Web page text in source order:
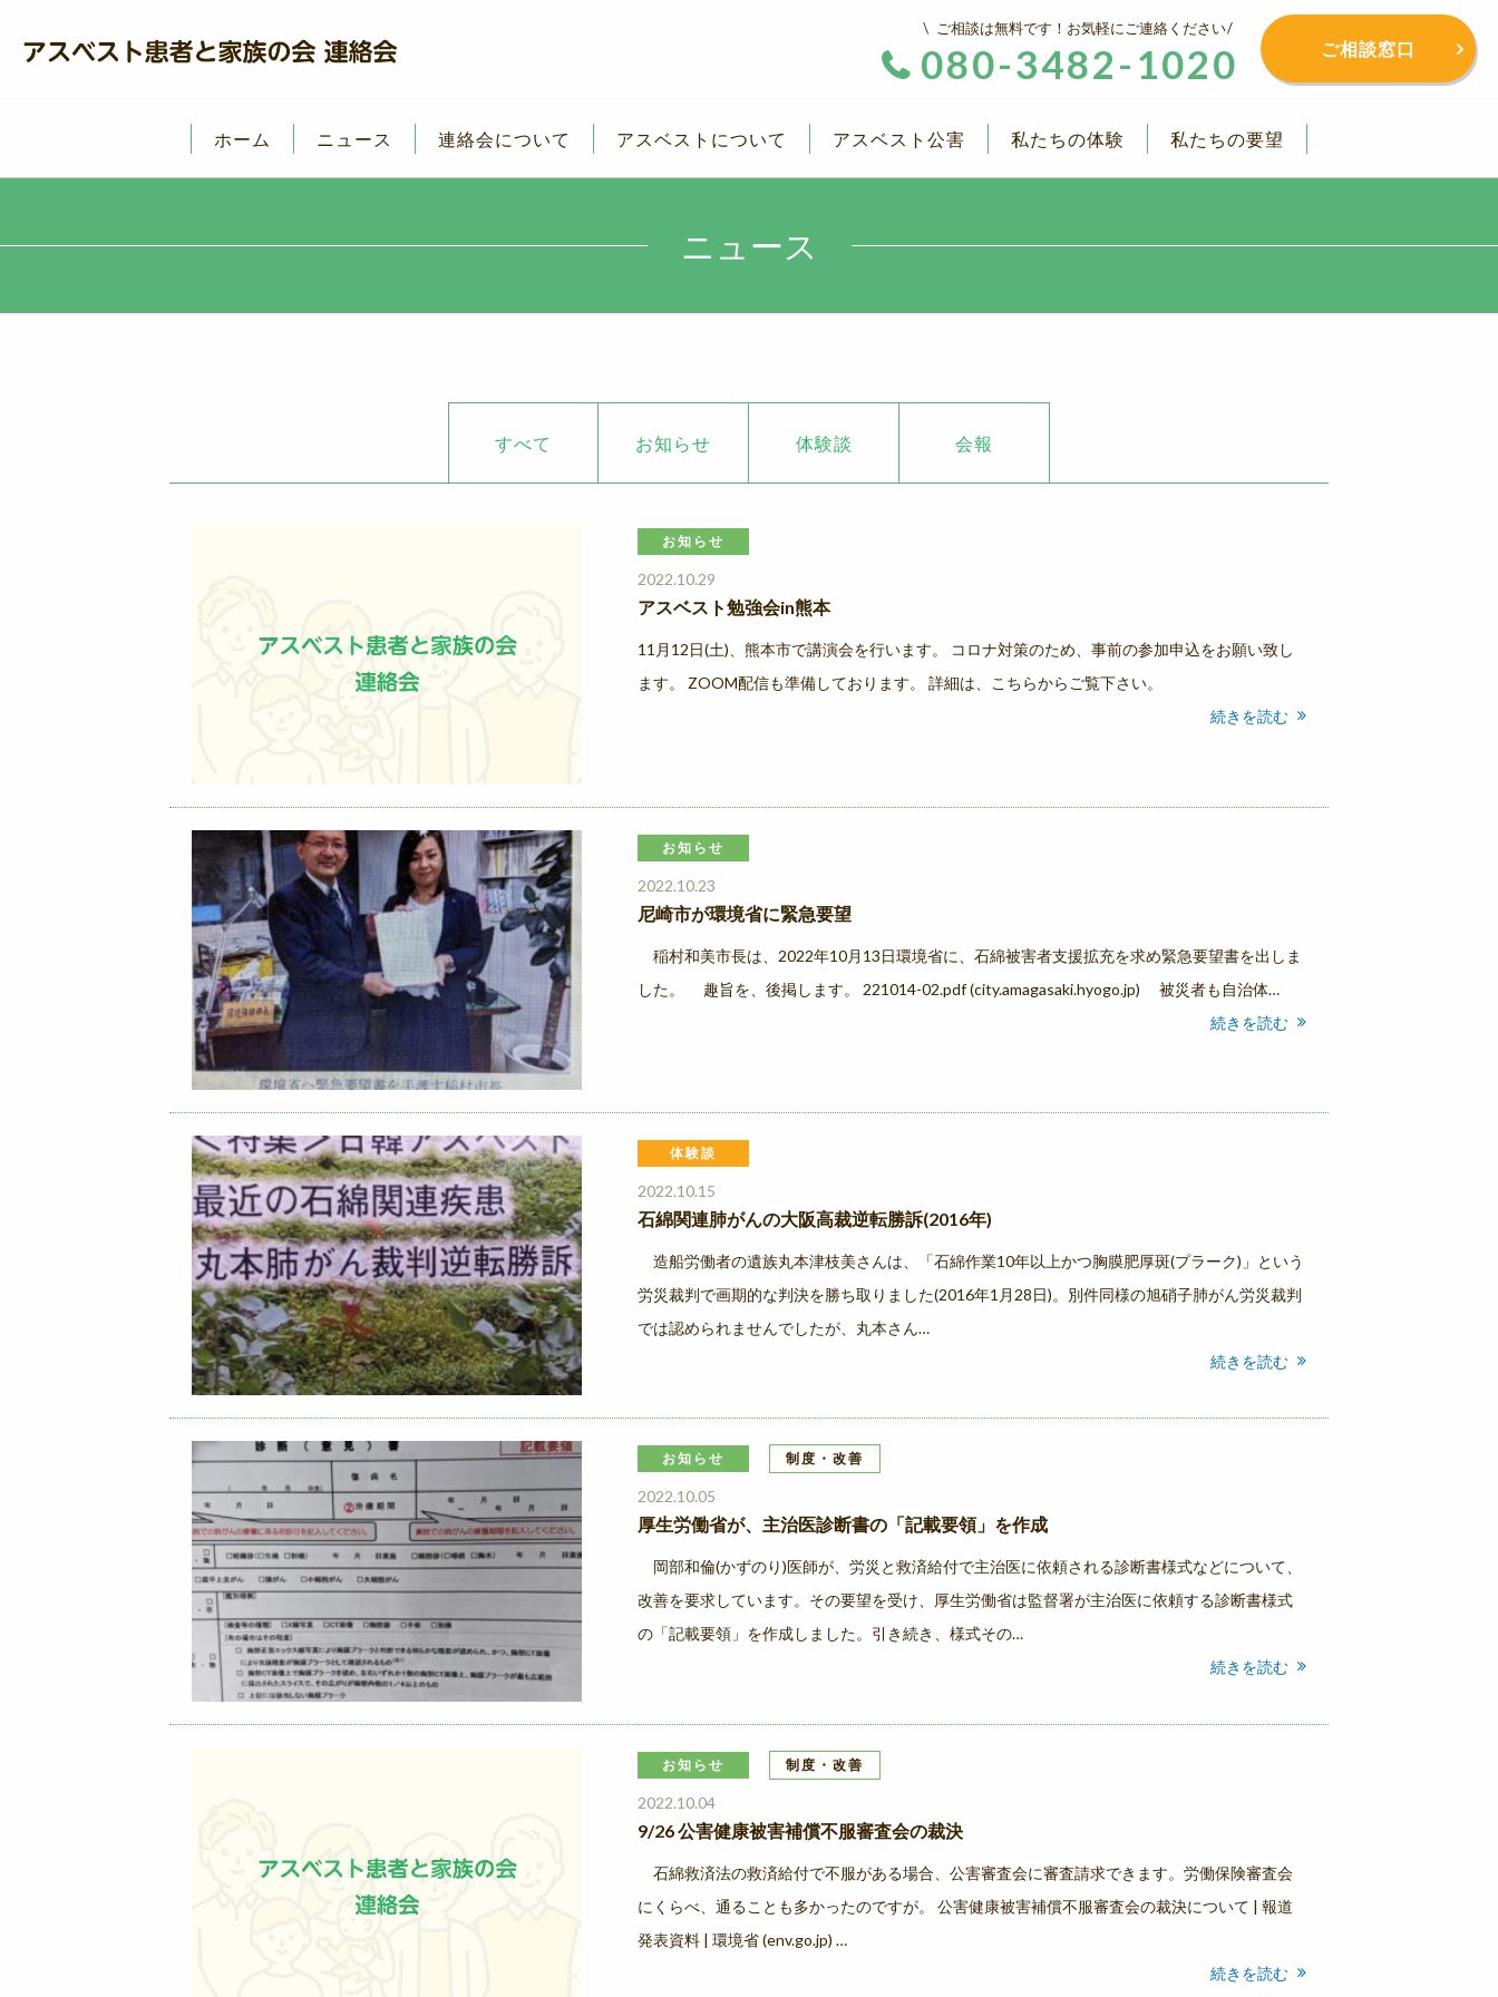
ご相談は無料です！お気軽にご連絡ください
080-3482-1020 ご相談窓口
ホーム ニュース 連絡会について アスベストについて アスベスト公害 私たちの体験 私たちの要望
ニュース
すべて お知らせ 体験談 会報
お知らせ
2022.10.29
アスベスト勉強会in熊本
11月12日(土)、熊本市で講演会を行います。 コロナ対策のため、事前の参加申込をお願い致し
ます。 ZOOM配信も準備しております。 詳細は、こちらからご覧下さい。
続きを読む
お知らせ
2022.10.23
尼崎市が環境省に緊急要望
稲村和美市長は、2022年10月13日環境省に、石綿被害者支援拡充を求め緊急要望書を出しま
した。 趣旨を、後掲します。 221014-02.pdf (city.amagasaki.hyogo.jp) 被災者も自治体…
続きを読む
体験談
2022.10.15
石綿関連肺がんの大阪高裁逆転勝訴(2016年)
造船労働者の遺族丸本津枝美さんは、「石綿作業10年以上かつ胸膜肥厚斑(プラーク)」という
労災裁判で画期的な判決を勝ち取りました(2016年1月28日)。別件同様の旭硝子肺がん労災裁判
では認められませんでしたが、丸本さん…
続きを読む
お知らせ 制度・改善
2022.10.05
厚生労働省が、主治医診断書の「記載要領」を作成
岡部和倫(かずのり)医師が、労災と救済給付で主治医に依頼される診断書様式などについて、
改善を要求しています。その要望を受け、厚生労働省は監督署が主治医に依頼する診断書様式
の「記載要領」を作成しました。引き続き、様式その…
続きを読む
お知らせ 制度・改善
2022.10.04
9/26 公害健康被害補償不服審査会の裁決
石綿救済法の救済給付で不服がある場合、公害審査会に審査請求できます。労働保険審査会
にくらべ、通ることも多かったのですが。 公害健康被害補償不服審査会の裁決について | 報道
発表資料 | 環境省 (env.go.jp) …
続きを読む